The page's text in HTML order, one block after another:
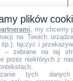
oczach
plików
, my chcemy
na Twoich
łączyć i
– zebrane na tej
przez niektórych z
tych danych